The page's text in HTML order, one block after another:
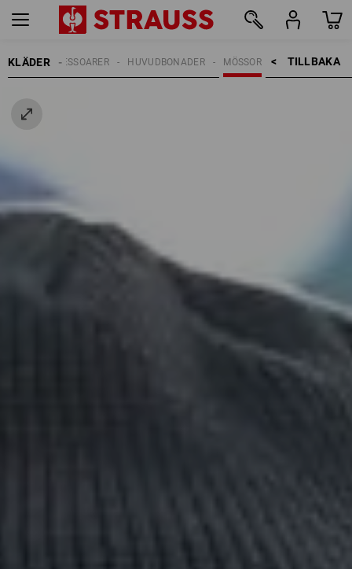
KLÄDER TILLBAKA    >
MÖSSOR
HUVUDBONADER
ACCESSOARER